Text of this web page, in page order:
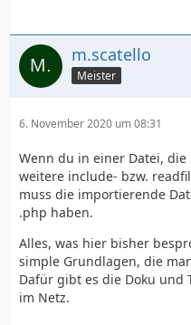
m.scatello
Meister
6. November 2020 um 08:31
Wenn du in einer Datei,
weitere include- bzw.
muss die importierende
.php haben.
Alles, was hier bisher
simple Grundlagen, die
Dafür gibt es die Doku und
im Netz.